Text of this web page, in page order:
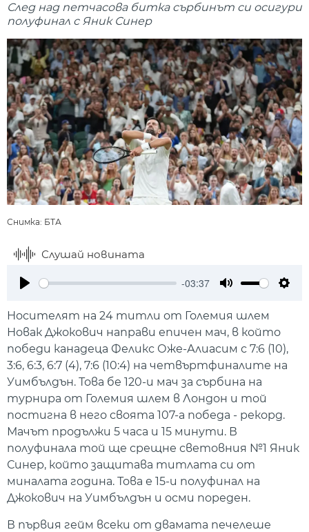
След над петчасова битка сърбинът си осигури
полуфинал с Яник Синер
Снимка: БТА
Слушай новината
-03:37
Носителят на 24 титли от Големия шлем
Новак Джокович направи епичен мач, в който
победи канадеца Феликс Оже-Алиасим с 7:6 (10),
3:6, 6:3, 6:7 (4), 7:6 (10:4) на четвъртфиналите на
Уимбълдън. Това бе 120-и мач за сърбина на
турнира от Големия шлем в Лондон и той
постигна в него своята 107-а победа - рекорд.
Мачът продължи 5 часа и 15 минути. В
полуфинала той ще срещне световния №1 Яник
Синер, който защитава титлата си от
миналата година. Това е 15-и полуфинал на
Джокович на Уимбълдън и осми пореден.
В първия гейм всеки от двамата печелеше